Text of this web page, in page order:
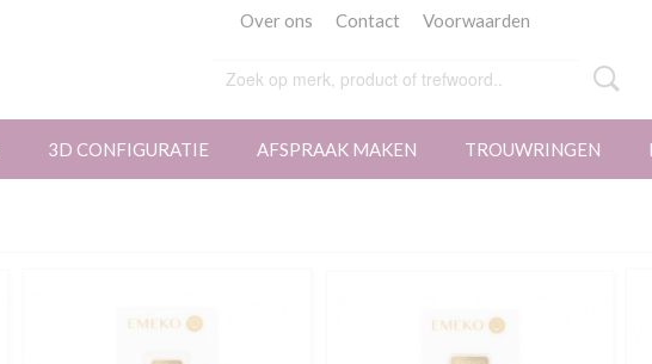
Over ons Contact Voorwaarden
3D CONFIGURATIE AFSPRAAK MAKEN TROUWRINGEN